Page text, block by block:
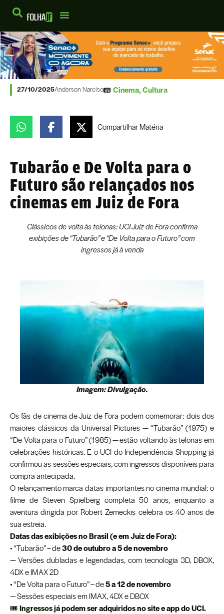
27/10/2025Anderson Narciso Cinema,Cultura
CompartilharMatéria
Tubarão e De Volta para o
Futuro são relançados nos
cinemas em Juiz de Fora
Clássicos de volta às telonas: UCI Juiz de Fora confirma
exibições de “Tubarão” e “De Volta para o Futuro” com
ingressos já à venda
Imagem: Divulgação.
Os fãs decinema de Juiz de Fora podem comemorar: dois dos
maiores clássicos da Universal Pictures — “Tubarão” (1975) e
“De Volta para o Futuro” (1985) — estão voltando às telonas em
celebrações históricas. E o UCI do Independência Shopping já
confirmou as sessões especiais, com ingressos disponíveis para
compra antecipada.
O relançamento marca datas importantes no cinema mundial: o
filme de Steven Spielberg completa 50 anos, enquanto a
aventura dirigida por Robert Zemeckis celebra os 40 anos de
sua estreia.
Datas das exibições no Brasil (e em Juiz de Fora):
• “Tubarão” – de30 de outubro a 5 de novembro
— Versões dubladas e legendadas, com tecnologia 3D, DBOX,
4DX e IMAX 2D
• “De Volta para o Futuro” – de5 a 12 de novembro
— Sessões especiais em IMAX, 4DX e DBOX
🎟️Ingressosjá podem ser adquiridos no site e app do UCI.